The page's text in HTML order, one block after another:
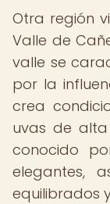
Otra región
Valle de
valle se
por la
crea
uvas de
conocido
elegantes,
equilibrados